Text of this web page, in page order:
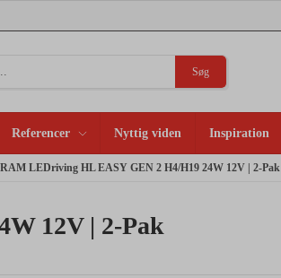
Søg
Referencer Nyttig viden Inspiration
LEDriving HL EASY GEN 2 H4/H19 24W 12V | 2-Pak
12V | 2-Pak